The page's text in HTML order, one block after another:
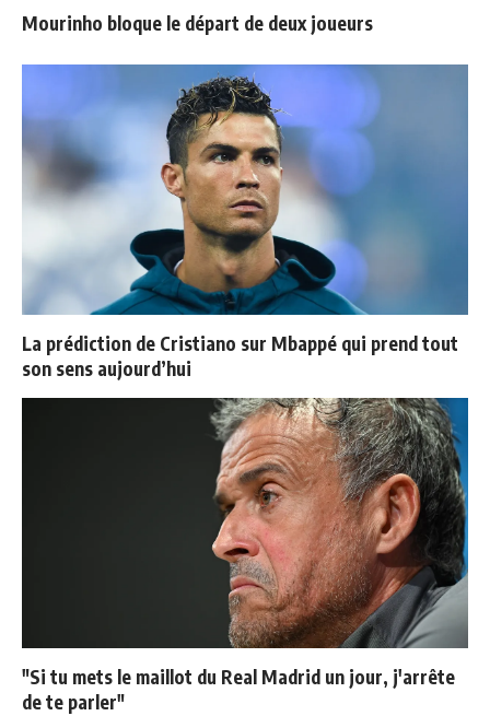
Mourinho bloque le départ de deux joueurs
La prédiction de Cristiano sur Mbappé qui prend tout
son sens aujourd’hui
"Si tu mets le maillot du Real Madrid un jour, j'arrête
de te parler"